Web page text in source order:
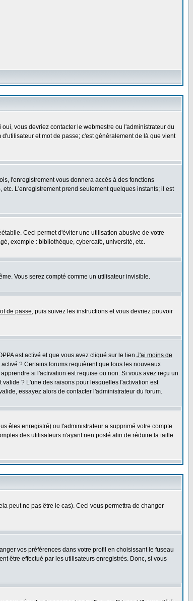
vous devriez contacter le webmestre ou l'administrateur du
et mot de passe; c'est généralement de là que vient
l'enregistrement vous donnera accès à des fonctions
L'enregistrement prend seulement quelques instants; il est
Ceci permet d'éviter une utilisation abusive de votre
exemple : bibliothèque, cybercafé, université, etc.
Vous serez compté comme un utilisateur invisible.
de passe, puis suivez les instructions et vous devriez pouvoir
est activé et que vous avez cliqué sur le lien J'ai moins de
? Certains forums requièrent que tous les nouveaux
si l'activation est requise ou non. Si vous avez reçu un
? L'une des raisons pour lesquelles l'activation est
essayez alors de contacter l'administrateur du forum.
êtes enregistré) ou l'administrateur a supprimé votre compte
des utilisateurs n'ayant rien posté afin de réduire la taille
peut ne pas être le cas). Ceci vous permettra de changer
vos préférences dans votre profil en choisissant le fuseau
être effectué par les utilisateurs enregistrés. Donc, si vous